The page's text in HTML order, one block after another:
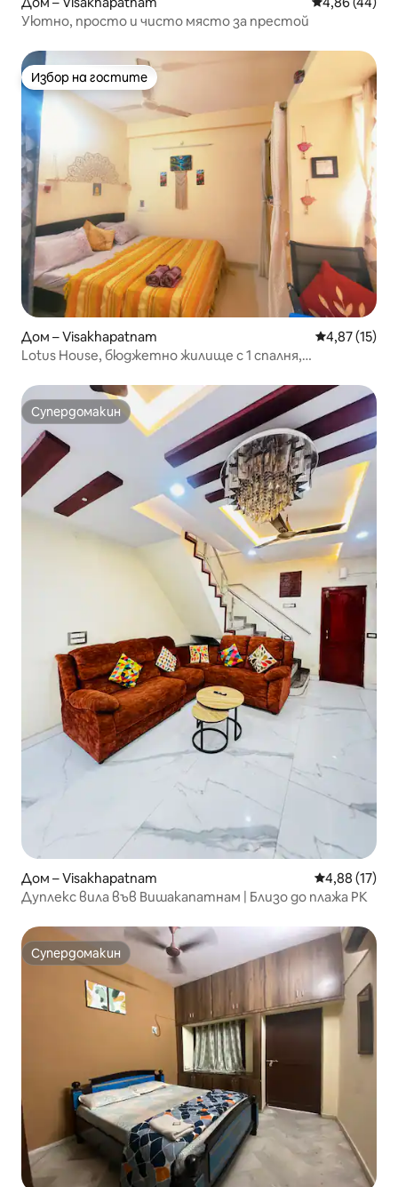
Уютно, просто и чисто място за престой
Избор на гостите
Избор на гостите
Дом – Visakhapatnam Средна
4,87 (15)
Lotus House, бюджетно жилище с 1 спалня,
Супердомакин
Супердомакин
Дом – Visakhapatnam Средна
4,88 (17)
Дуплекс вила във Вишакапатнам | Близо до плажа РК
Супердомакин
Супердомакин